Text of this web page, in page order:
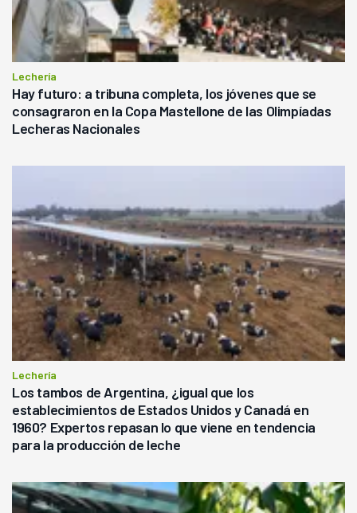
Lechería
Hay futuro: a tribuna completa, los jóvenes que se
consagraron en la Copa Mastellone de las Olimpíadas
Lecheras Nacionales
Lechería
Los tambos de Argentina, ¿igual que los
establecimientos de Estados Unidos y Canadá en
1960? Expertos repasan lo que viene en tendencia
para la producción de leche